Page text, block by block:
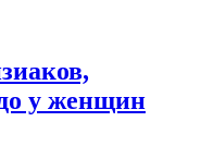
у женщин